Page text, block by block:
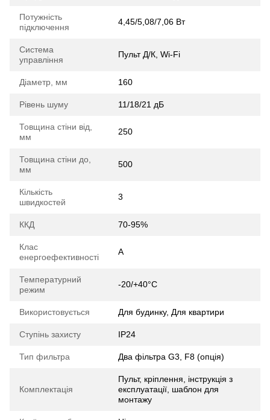
Потужність
підключення
4,45/5,08/7,06 Вт
Система
управління
Пульт Д/К, Wi-Fi
Діаметр, мм 160
Рівень шуму 11/18/21 дБ
Товщина стіни від,
мм
250
Товщина стіни до,
мм
500
Кількість
швидкостей
3
ККД 70-95%
Клас
енергоефективності
A
Температурний
режим
-20/+40°C
Використовується Для будинку, Для квартири
Ступінь захисту IP24
Тип фильтра Два фільтра G3, F8 (опція)
Комплектація
Пульт, кріплення, інструкція з
експлуатації, шаблон для
монтажу